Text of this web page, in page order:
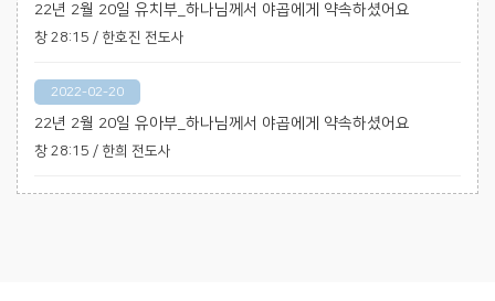
22년 2월 20일 유치부_하나님께서 야곱에게 약속하셨어요
창 28:15 / 한호진 전도사
2022-02-20
22년 2월 20일 유아부_하나님께서 야곱에게 약속하셨어요
창 28:15 / 한희 전도사